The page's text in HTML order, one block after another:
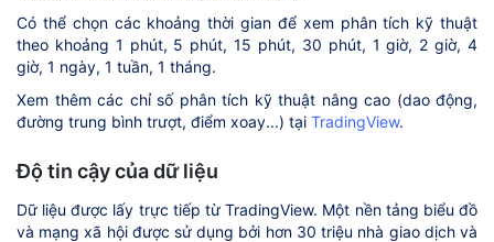
Có thể chọn các khoảng thời gian để xem phân tích kỹ thuật
theo khoảng 1 phút, 5 phút, 15 phút, 30 phút, 1 giờ, 2 giờ, 4
giờ, 1 ngày, 1 tuần, 1 tháng.
Xem thêm các chỉ số phân tích kỹ thuật nâng cao (dao động,
đường trung bình trượt, điểm xoay...) tại TradingView.
Độ tin cậy của dữ liệu
Dữ liệu được lấy trực tiếp từ TradingView. Một nền tảng biểu đồ
và mạng xã hội được sử dụng bởi hơn 30 triệu nhà giao dịch và